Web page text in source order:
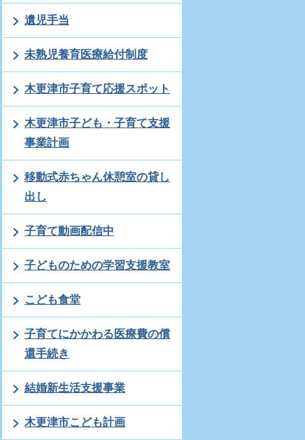
遺児手当
未熟児養育医療給付制度
木更津市子育て応援スポット
木更津市子ども・子育て支援
事業計画
移動式赤ちゃん休憩室の貸し
出し
子育て動画配信中
子どものための学習支援教室
こども食堂
子育てにかかわる医療費の償
還手続き
結婚新生活支援事業
木更津市こども計画